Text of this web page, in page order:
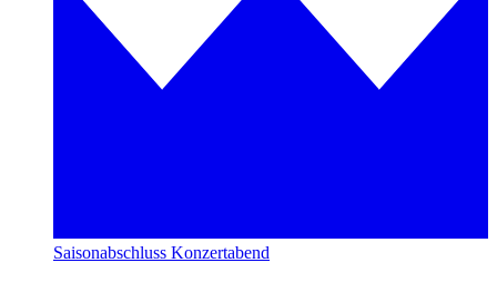
Saisonabschluss Konzertabend